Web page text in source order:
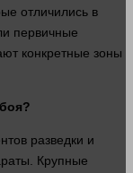
отличились в
первичные
конкретные зоны
разведки и
Крупные